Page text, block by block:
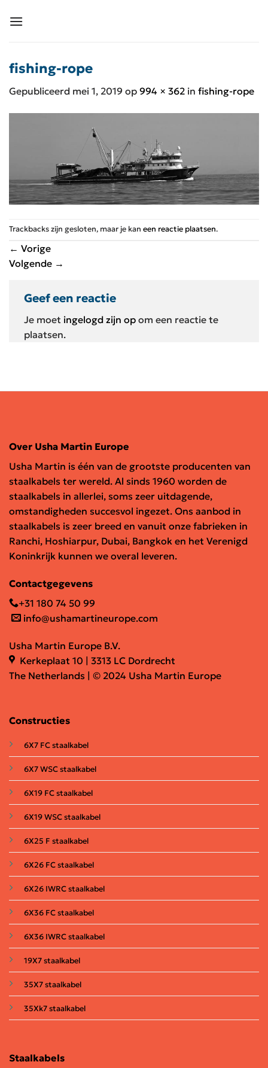
naar
fishing-rope
Gepubliceerd mei 1, 2019 op 994 × 362 in fishing-rope
Trackbacks zijn gesloten, maar je kan een reactie plaatsen.
← Vorige
Volgende →
Geef een reactie
Je moet ingelogd zijn op om een reactie te
plaatsen.
Over Usha Martin Europe
Usha Martin is één van de grootste producenten van
staalkabels ter wereld. Al sinds 1960 worden de
staalkabels in allerlei, soms zeer uitdagende,
omstandigheden succesvol ingezet. Ons aanbod in
staalkabels is zeer breed en vanuit onze fabrieken in
Ranchi, Hoshiarpur, Dubai, Bangkok en het Verenigd
Koninkrijk kunnen we overal leveren.
Contactgegevens
+31 180 74 50 99
info@ushamartineurope.com
Usha Martin Europe B.V.
Kerkeplaat 10 | 3313 LC Dordrecht
The Netherlands | © 2024 Usha Martin Europe
Staalkabels
Constructies
6X7 FC staalkabel
6X7 WSC staalkabel
6X19 FC staalkabel
6X19 WSC staalkabel
6X25 F staalkabel
6X26 FC staalkabel
6X26 IWRC staalkabel
6X36 FC staalkabel
6X36 IWRC staalkabel
19X7 staalkabel
35X7 staalkabel
35Xk7 staalkabel